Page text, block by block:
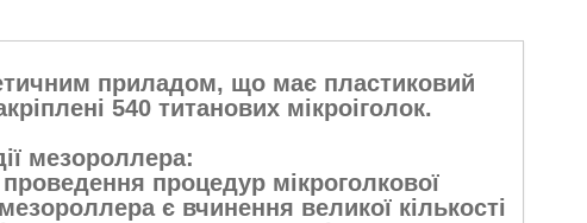
приладом, що має пластиковий
540 титанових мікроіголок.
мезороллера:
процедур мікроголкової
є вчинення великої кількості